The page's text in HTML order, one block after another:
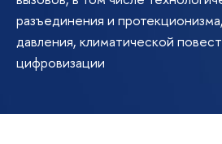
разъединения и
давления, климатической
цифровизации